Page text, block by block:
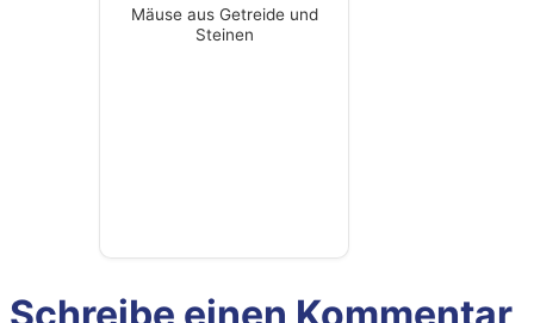
Mäuse aus Getreide und
Steinen
Schreibe einen Kommentar